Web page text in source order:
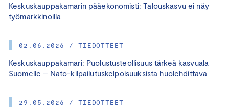
Keskuskauppakamarin pääekonomisti: Talouskasvu ei näy
työmarkkinoilla
02.06.2026 / TIEDOTTEET
Keskuskauppakamari: Puolustusteollisuus tärkeä kasvuala
Suomelle – Nato-kilpailutuskelpoisuuksista huolehdittava
29.05.2026 / TIEDOTTEET